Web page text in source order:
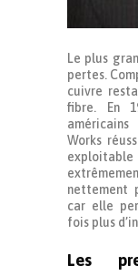
Le plus
pertes.
cuivre
fibre. En
Works
nettement
car elle
fois plus
Les